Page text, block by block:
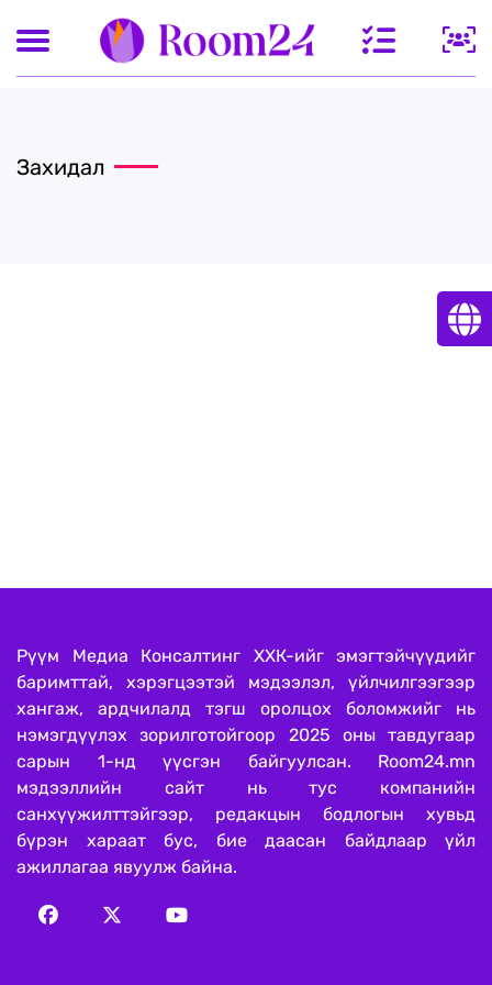
Захидал
Рүүм Медиа Консалтинг ХХК-ийг эмэгтэйчүүдийг
баримттай, хэрэгцээтэй мэдээлэл, үйлчилгээгээр
хангаж, ардчилалд тэгш оролцох боломжийг нь
нэмэгдүүлэх зорилготойгоор 2025 оны тавдугаар
сарын 1-нд үүсгэн байгуулсан. Room24.mn
мэдээллийн сайт нь тус компанийн
санхүүжилттэйгээр, редакцын бодлогын хувьд
бүрэн хараат бус, бие даасан байдлаар үйл
ажиллагаа явуулж байна.